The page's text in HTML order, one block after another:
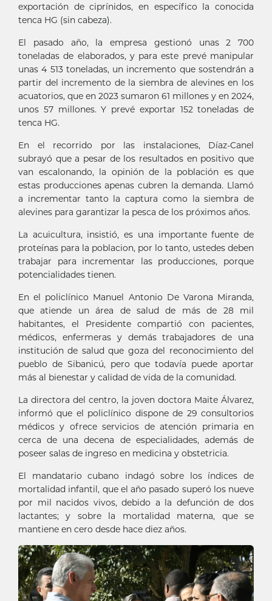
exportación de ciprínidos, en específico la conocida
tenca HG (sin cabeza).
El pasado año, la empresa gestionó unas 2 700
toneladas de elaborados, y para este prevé manipular
unas 4 513 toneladas, un incremento que sostendrán a
partir del incremento de la siembra de alevines en los
acuatorios, que en 2023 sumaron 61 millones y en 2024,
unos 57 millones. Y prevé exportar 152 toneladas de
tenca HG.
En el recorrido por las instalaciones, Díaz-Canel
subrayó que a pesar de los resultados en positivo que
van escalonando, la opinión de la población es que
estas producciones apenas cubren la demanda. Llamó
a incrementar tanto la captura como la siembra de
alevines para garantizar la pesca de los próximos años.
La acuicultura, insistió, es una importante fuente de
proteínas para la poblacion, por lo tanto, ustedes deben
trabajar para incrementar las producciones, porque
potencialidades tienen.
En el policlínico Manuel Antonio De Varona Miranda,
que atiende un área de salud de más de 28 mil
habitantes, el Presidente compartió con pacientes,
médicos, enfermeras y demás trabajadores de una
institución de salud que goza del reconocimiento del
pueblo de Sibanicú, pero que todavía puede aportar
más al bienestar y calidad de vida de la comunidad.
La directora del centro, la joven doctora Maite Álvarez,
informó que el policlínico dispone de 29 consultorios
médicos y ofrece servicios de atención primaria en
cerca de una decena de especialidades, además de
poseer salas de ingreso en medicina y obstetricia.
El mandatario cubano indagó sobre los índices de
mortalidad infantil, que el año pasado superó los nueve
por mil nacidos vivos, debido a la defunción de dos
lactantes; y sobre la mortalidad materna, que se
mantiene en cero desde hace diez años.